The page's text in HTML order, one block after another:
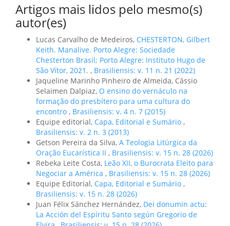
Artigos mais lidos pelo mesmo(s)
autor(es)
Lucas Carvalho de Medeiros, CHESTERTON, Gilbert
Keith. Manalive. Porto Alegre: Sociedade
Chesterton Brasil; Porto Alegre: Instituto Hugo de
São Vítor, 2021. , Brasiliensis: v. 11 n. 21 (2022)
Jaqueline Marinho Pinheiro de Almeida, Cássio
Selaimen Dalpiaz, O ensino do vernáculo na
formação do presbítero para uma cultura do
encontro , Brasiliensis: v. 4 n. 7 (2015)
Equipe editorial, Capa, Editorial e Sumário ,
Brasiliensis: v. 2 n. 3 (2013)
Getson Pereira da Silva, A Teologia Litúrgica da
Oração Eucarística II , Brasiliensis: v. 15 n. 28 (2026)
Rebeka Leite Costa, Leão XII, o Burocrata Eleito para
Negociar a América , Brasiliensis: v. 15 n. 28 (2026)
Equipe Editorial, Capa, Editorial e Sumário ,
Brasiliensis: v. 15 n. 28 (2026)
Juan Félix Sánchez Hernández, Dei donumin actu:
La Acción del Espíritu Santo según Gregorio de